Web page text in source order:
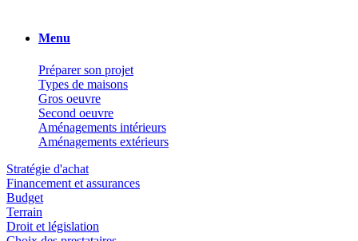
Menu
Préparer son projet
Types de maisons
Gros oeuvre
Second oeuvre
Aménagements intérieurs
Aménagements extérieurs
Stratégie d'achat
Financement et assurances
Budget
Terrain
Droit et législation